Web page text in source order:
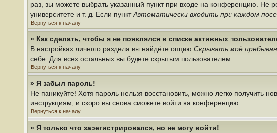
раз, вы можете выбрать указанный пункт при входе на конференцию. Не
университете и т. д. Если пунктАвтоматически входить при каждом
Вернуться к началу
» Как сделать, чтобы я не появлялся в списке активных
В настройках личного раздела вы найдёте опцию Скрывать моё
себе. Для всех остальных вы будете скрытым пользователем.
Вернуться к началу
» Я забыл пароль!
Не паникуйте! Хотя пароль нельзя восстановить, можно легко получить
инструкциям, и скоро вы снова сможете войти на конференцию.
Вернуться к началу
» Я только что зарегистрировался, но не могу войти!